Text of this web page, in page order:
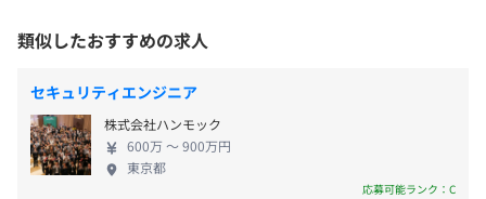
評価運用の効率化からデータ活用まで実現。
◆人事評価クラウド『360度評価』
従業員を多角的見て平等なに評価を実現。
評価運用の効率化からデータ活用し人材育成をサポート。
・夏季休暇
・慶弔休暇
・産休・育休
・子の看護等休暇
り、大きな成長余地のあるマーケットとなっており
ます。 弊社は2016年に創業し、現在累計導入社数
4,000社を超える企業に導入されているクラウドサー
ビス「HRBrain」を提供しております。 「HRBrain」
シリーズは、タレントマネジメント、組織診断サー
ベイ、 パルスサーベイ、人事評価、360度評価、労
務管理、社内向けチャットボット、ストレスチェッ
類似したおすすめの求人
セキュリティエンジニア
株式会社ハンモック
600万 〜 900万円
東京都
応募可能ランク：C